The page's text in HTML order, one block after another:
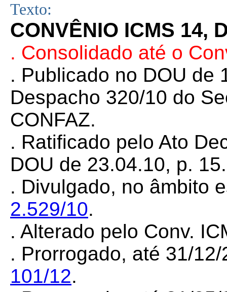
Texto:
CONVÊNIO ICMS 14,
. Consolidado até o
. Publicado no DOU de
Despacho 320/10 do
CONFAZ.
. Ratificado pelo Ato
DOU de 23.04.10, p. 15.
. Divulgado, no âmbito
2.529/10.
. Alterado pelo Conv.
. Prorrogado, até 31/
101/12.